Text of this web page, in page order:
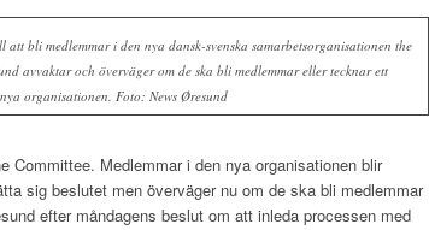
bli medlemmar i den nya dansk-svenska samarbetsorganisationen the
avvaktar och överväger om de ska bli medlemmar eller tecknar ett
organisationen. Foto: News Øresund
Committee. Medlemmar i den nya organisationen blir
sig beslutet men överväger nu om de ska bli medlemmar
efter måndagens beslut om att inleda processen med